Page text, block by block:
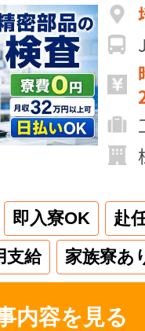
即入寮OK
赴
支給
家族寮あ
内容を見る